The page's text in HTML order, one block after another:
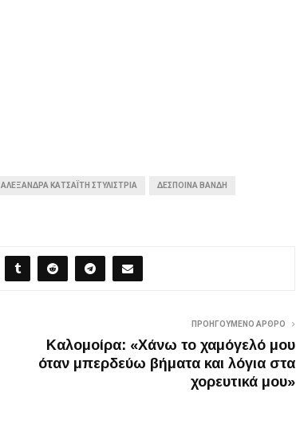
ΑΛΕΞΆΝΔΡΑ ΚΑΤΣΑΪ́ΤΗ ΣΤΥΛΊΣΤΡΙΑ ΔΈΣΠΟΙΝΑ ΒΑΝΔΉ
ΠΡΟΗΓΟΎΜΕΝΟ ΆΡΘΡΟ
Καλομοίρα: «Χάνω το χαμόγελό μου
όταν μπερδεύω βήματα και λόγια στα
χορευτικά μου»